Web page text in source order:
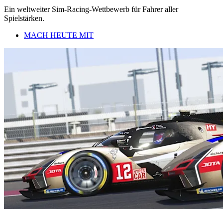
Ein weltweiter Sim-Racing-Wettbewerb für Fahrer aller
Spielstärken.
MACH HEUTE MIT